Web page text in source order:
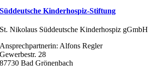
Süddeutsche Kinderhospiz-Stiftung
St. Nikolaus Süddeutsche Kinderhospiz gGmbH
Ansprechpartnerin: Alfons Regler
Gewerbestr. 28
87730 Bad Grönenbach